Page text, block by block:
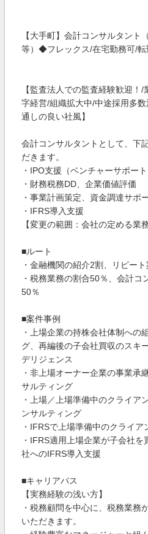
【大手町】会計コンサルタント
等）◆フレックス/在宅勤務可/転
【監査法人での監査経験歓迎！
字経営/組織拡大中/中途採用多
通しの良い社風】
会計コンサルタントとして、下
だきます。
・IPO支援（ベンチャーサポート
・財務税務DD、企業価値評価
・事業計画策定、資金調達サポ
・IFRS導入支援
【変更の範囲：会社の定める業務
■ルート
・金融機関の紹介2割、リピート
・税務業務の割合50％、会計コ
50％
■案件事例
・上場企業の持株会社体制への
グ、再編後の子会社買収のスキ
デリジェンス
・非上場オーナー企業の事業承
サルティング
・上場／上場準備中のクライア
ンサルティング
・IFRSで上場準備中のクライ
・IFRS適用上場企業が子会社
社へのIFRS導入支援
■キャリアパス
【実務経験の浅い方】
・税務顧問を中心に、税務業務
いただきます。